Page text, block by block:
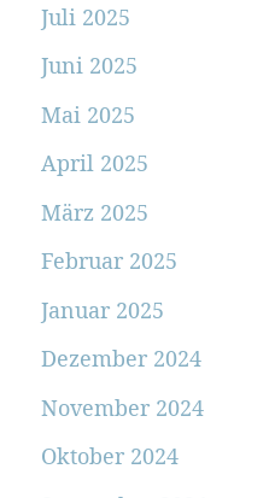
Juli 2025
Juni 2025
Mai 2025
April 2025
März 2025
Februar 2025
Januar 2025
Dezember 2024
November 2024
Oktober 2024